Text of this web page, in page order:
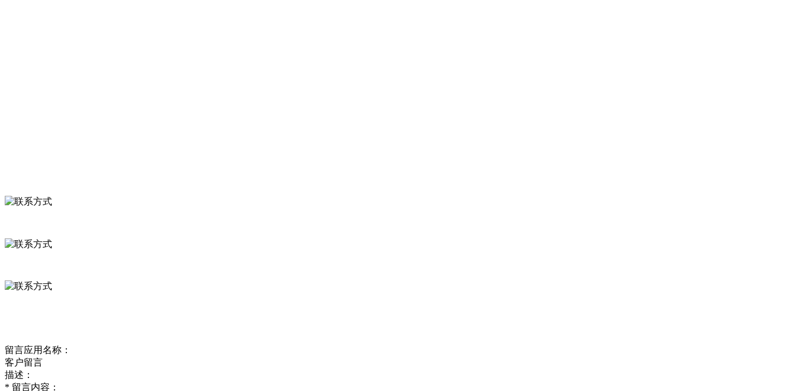
留言应用名称：
客户留言
描述：
* 留言内容：